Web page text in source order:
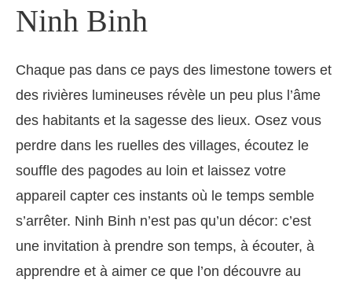
Ninh Binh
Chaque pas dans ce pays des limestone towers et
des rivières lumineuses révèle un peu plus l’âme
des habitants et la sagesse des lieux. Osez vous
perdre dans les ruelles des villages, écoutez le
souffle des pagodes au loin et laissez votre
appareil capter ces instants où le temps semble
s’arrêter. Ninh Binh n’est pas qu’un décor: c’est
une invitation à prendre son temps, à écouter, à
apprendre et à aimer ce que l’on découvre au